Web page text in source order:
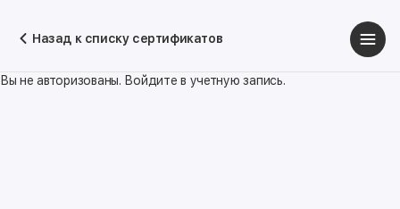
Назад к списку сертификатов
Вы не авторизованы. Войдите в учетную запись.